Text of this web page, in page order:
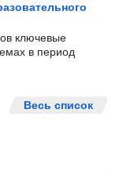
ключевые
в период
Весь список